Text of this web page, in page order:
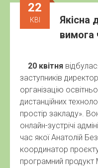
22
КВІ
Якісна
вимога
20 квітня
заступників
організацію
дистанційних
простір закладу».
онлайн-зустрічі
час якої Анатолій
координатор
програмний